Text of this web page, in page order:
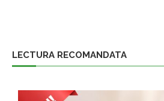
LECTURA RECOMANDATA